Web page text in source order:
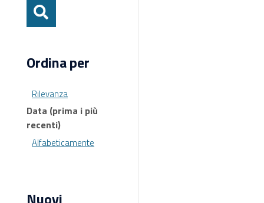
Ordina per
Rilevanza
Data (prima i più
recenti)
Alfabeticamente
Nuovi